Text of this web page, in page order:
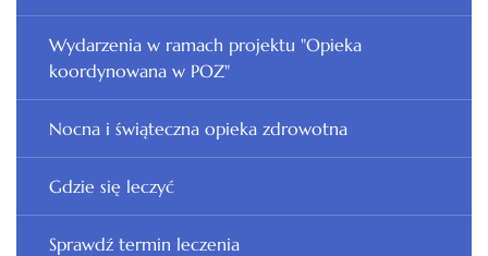
Wydarzenia w ramach projektu "Opieka
koordynowana w POZ"
Nocna i świąteczna opieka zdrowotna
Gdzie się leczyć
Sprawdź termin leczenia